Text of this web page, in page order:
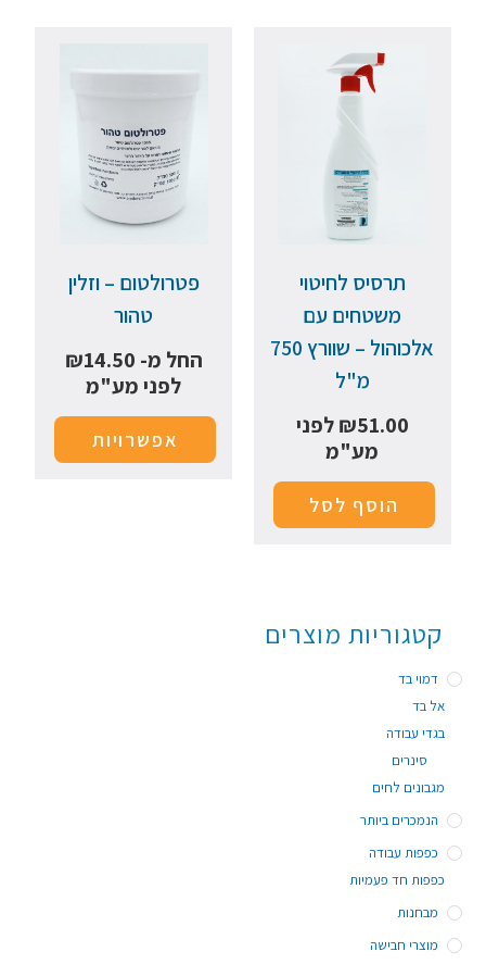
תרסיס לחיטוי
משטחים עם
אלכוהול – שוורץ 750
מ"ל
₪51.00
לפני
מע"מ
הוסף לסל
פטרולטום – וזלין
טהור
החל מ-
₪14.50
לפני מע"מ
אפשרויות
קטגוריות מוצרים
דמוי בד
אל בד
בגדי עבודה
סינרים
מגבונים לחים
הנמכרים ביותר
כפפות עבודה
כפפות חד פעמיות
מבחנות
מוצרי חבישה